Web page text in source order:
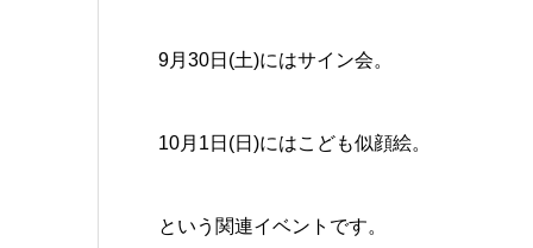
9月30日(土)にはサイン会。
10月1日(日)にはこども似顔絵。
という関連イベントです。